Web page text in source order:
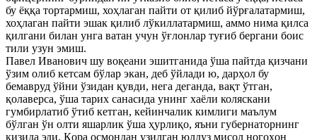
бу ёққа тортармиш, хоҳлаган пайти от қилиб йўрғалатармиш,
хоҳлаган пайти эшак қилиб лўкиллатармиш, аммо нима қилса
қилгани билан унга ватан учун ўғлонлар туғиб бергани боис
тили узун эмиш.
Павел Иванович шу воқеани эшитганида ўша пайтда қизчани
ўзим олиб кетсам бўлар экан, деб ўйлади ю, дарҳол бу
бемавруд ўйни ўзидан қувди, нега деганда, вақт ўтган,
қолаверса, ўша тарих санасида унинг хаёли коляскани
гумбирлатиб ўтиб кетган, кейинчалик кимлиги маълум
бўлган ўн олти яшарлик ўша ҳурлиқо, яъни губернаторнинг
қизида эди. Қора осмондан узилган юлдуз мисол ногоҳон